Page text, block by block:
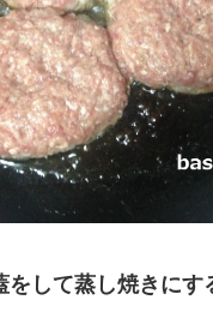
をして蒸し焼きにす